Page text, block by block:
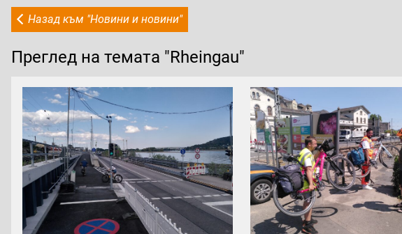
Назад към "Новини и новини"
Преглед на темата "Rheingau"